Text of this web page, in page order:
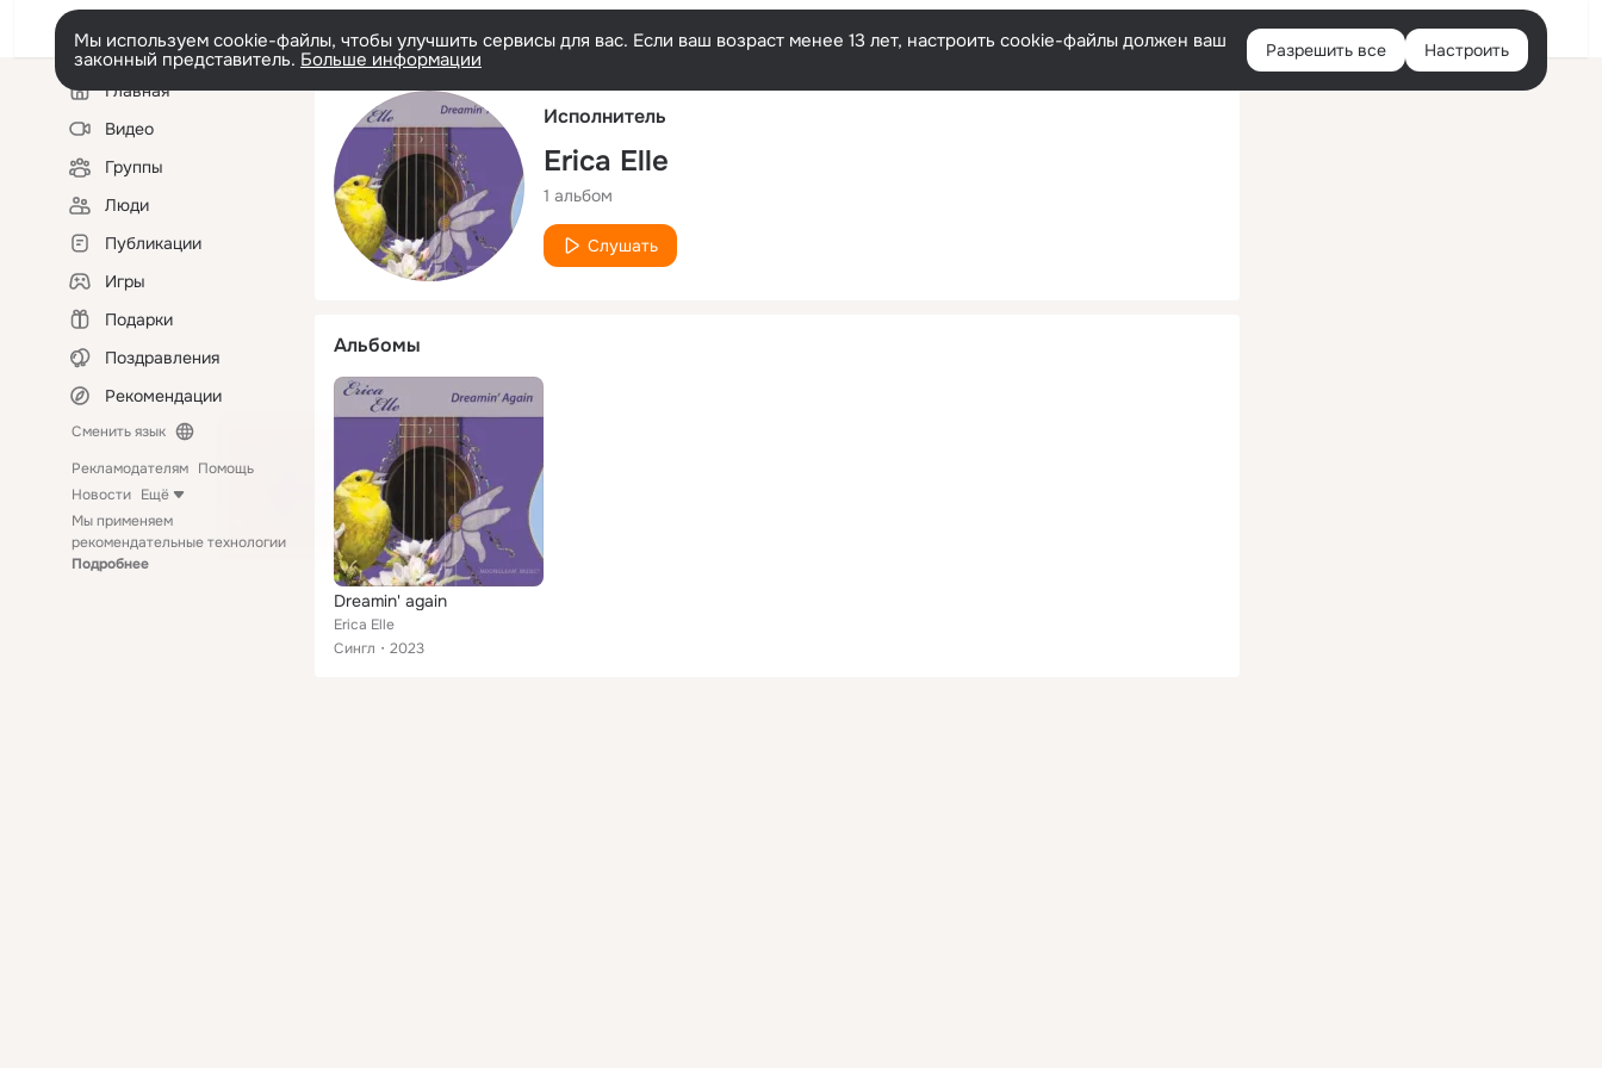
Русский Войти
Мы используем cookie-файлы, чтобы улучшить сервисы для вас. Если ваш возраст менее 13 лет, настроить cookie-файлы должен ваш
законный представитель. Больше информации Разрешить все Настроить
Левая
колонкаГлавная
Видео
Группы
Люди
Публикации
Игры
Подарки
Поздравления
Рекомендации
Сменить язык
Рекламодателям Помощь
Новости Ещё
Мы применяем
рекомендательные технологии
Подробнее
Исполнитель
Erica Elle
1 альбом
Слушать
Альбомы
Dreamin' again
Erica Elle
Сингл
2023